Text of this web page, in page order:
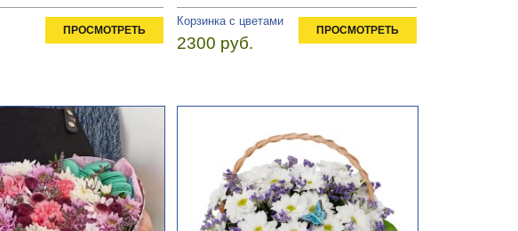
ПРОСМОТРЕТЬ
Корзинка с цветами
2300 руб.
ПРОСМОТРЕТЬ